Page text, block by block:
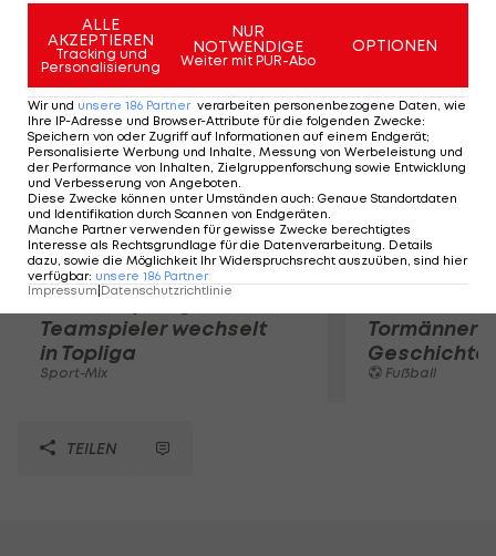
Mehr zum Thema
Karrieresprung! ÖVV-
Teamspieler wechselt
in Topliga
Sport-Mix
Tormänner
Geschichte
Fußball
TEILEN
ALLE
AKZEPTIEREN
Tracking und
Personalisierung
NUR
NOTWENDIGE
Weiter mit PUR-Abo
OPTIONEN
Wir und unsere 186 Partner verarbeiten personenbezogene Daten, wie
Ihre IP-Adresse und Browser-Attribute für die folgenden Zwecke:
Speichern von oder Zugriff auf Informationen auf einem Endgerät;
Personalisierte Werbung und Inhalte, Messung von Werbeleistung und
der Performance von Inhalten, Zielgruppenforschung sowie Entwicklung
und Verbesserung von Angeboten.
Diese Zwecke können unter Umständen auch: Genaue Standortdaten
und Identifikation durch Scannen von Endgeräten.
Manche Partner verwenden für gewisse Zwecke berechtigtes
Interesse als Rechtsgrundlage für die Datenverarbeitung. Details
dazu, sowie die Möglichkeit Ihr Widerspruchsrecht auszuüben, sind hier
verfügbar: unsere 186 Partner
Impressum Datenschutzrichtlinie